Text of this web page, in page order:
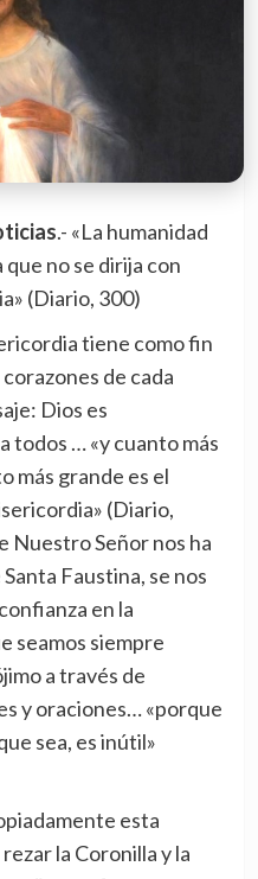
.- «La humanidad
no se dirija con
(Diario, 300)
tiene como fin
de cada
Dios es
todos … «y cuanto más
más grande es el
(Diario,
Nuestro Señor nos ha
Faustina, se nos
en la
seamos siempre
a través de
y oraciones… «porque
sea, es inútil»
esta
la Coronilla y la